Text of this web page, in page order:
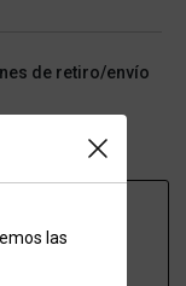
las
de retiro/envío